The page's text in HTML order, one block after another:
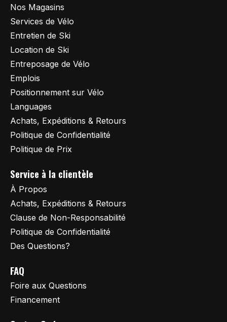
Nos Magasins
Services de Vélo
Entretien de Ski
Location de Ski
Entreposage de Vélo
Emplois
Positionnement sur Vélo
Languages
Achats, Expéditions & Retours
Politique de Confidentialité
Politique de Prix
Service à la clientèle
À Propos
Achats, Expéditions & Retours
Clause de Non-Responsabilité
Politique de Confidentialité
Des Questions?
FAQ
Foire aux Questions
Financement